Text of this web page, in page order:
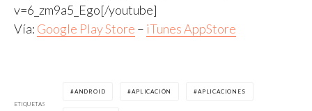
v=6_zm9a5_Ego[/youtube]
Vía: Google Play Store – iTunes AppStore
ETIQUETAS
ANDROID APLICACIÓN APLICACIONES